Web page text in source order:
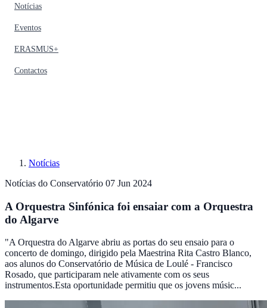
Notícias
Eventos
ERASMUS+
Contactos
Notícias
Notícias do Conservatório 07 Jun 2024
A Orquestra Sinfónica foi ensaiar com a Orquestra
do Algarve
"A Orquestra do Algarve abriu as portas do seu ensaio para o
concerto de domingo, dirigido pela Maestrina Rita Castro Blanco,
aos alunos do Conservatório de Música de Loulé - Francisco
Rosado, que participaram nele ativamente com os seus
instrumentos.Esta oportunidade permitiu que os jovens músic...